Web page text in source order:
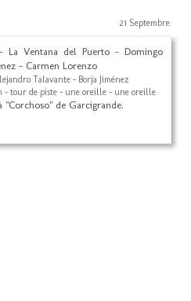
21 Septembre
- La Ventana del Puerto - Domingo
- Carmen Lorenzo
Talavante - Borja Jiménez
- tour de piste - une oreille - une oreille
de Garcigrande.